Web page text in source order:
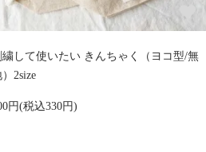
繍して使いたい きんちゃく（ヨコ型/無
2size
円(税込330円)